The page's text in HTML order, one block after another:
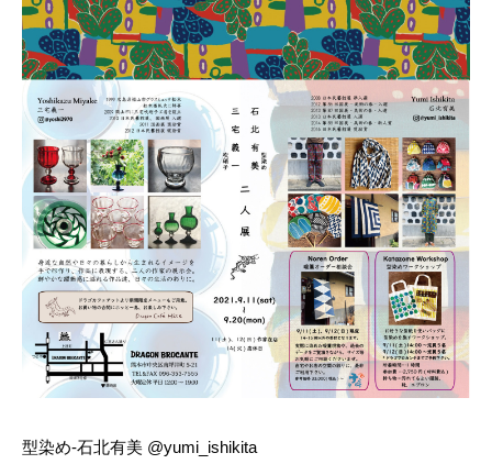
型染め-石北有美 @yumi_ishikita